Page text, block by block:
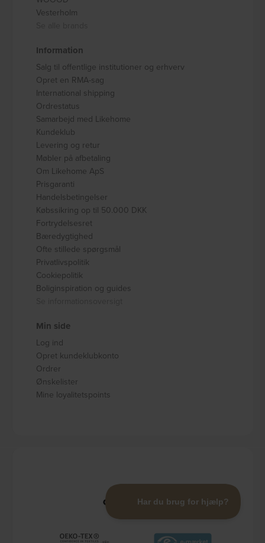
Vesterholm
Information
Salg til offentlige institutioner og erhverv
Opret en RMA-sag
International shipping
Ordrestatus
Samarbejd med Likehome
Kundeklub
Levering og retur
Møbler på afbetaling
Om Likehome ApS
Prisgaranti
Handelsbetingelser
Købssikring op til 50.000 DKK
Fortrydelsesret
Bæredygtighed
Ofte stillede spørgsmål
Privatlivspolitik
Cookiepolitik
Boliginspiration og guides
Min side
Log ind
Opret kundeklubkonto
Ordrer
Ønskelister
Mine loyalitetspoints
CERTIFIKATER